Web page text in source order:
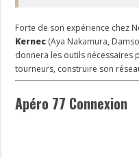
Forte de son expérience chez
Kernec (Aya Nakamura,
donnera les outils
tourneurs, construire son
Apéro 77 Connexion